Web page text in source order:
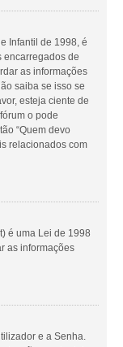
Infantil de 1998, é
encarregados de
as informações
saiba se isso se
esteja ciente de
o pode
“Quem devo
relacionados com
é uma Lei de 1998
as informações
e a Senha.